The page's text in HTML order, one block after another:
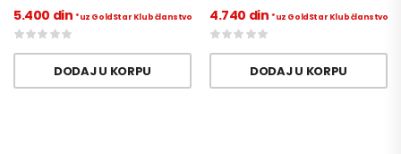
5.400 din *uz GoldStar Klub članstvo
DODAJ U KORPU
4.740 din *uz GoldStar Klub članstvo
DODAJ U KORPU